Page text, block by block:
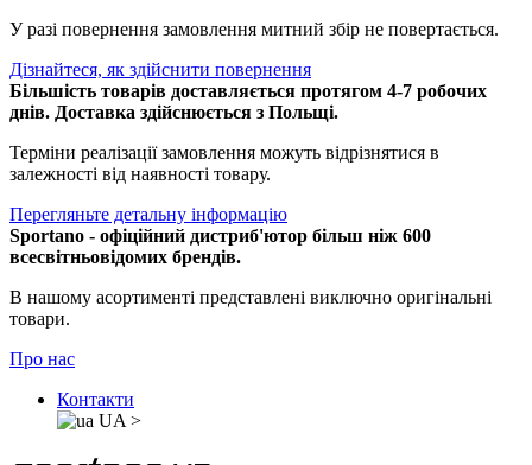
У разі повернення замовлення митний збір не повертається.
Дізнайтеся, як здійснити повернення
Більшість товарів доставляється протягом 4-7 робочих
днів. Доставка здійснюється з Польщі.
Терміни реалізації замовлення можуть відрізнятися в
залежності від наявності товару.
Перегляньте детальну інформацію
Sportano - офіційний дистриб'ютор більш ніж 600
всесвітньовідомих брендів.
В нашому асортименті представлені виключно оригінальні
товари.
Про нас
Контакти
UA >